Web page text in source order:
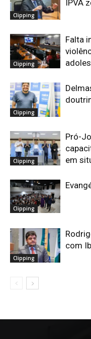
Clipping
IPVA
Clipping
Falta
Clipping
Clipping
Pró-
em
Clipping
Clipping
com